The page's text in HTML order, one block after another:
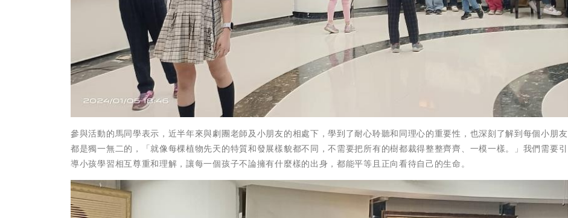
參與活動的馬同學表示，近半年來與劇團老師及小朋友的相處下，學到了耐心聆聽和同理心的重要性，也深刻了解到每個小朋友
都是獨一無二的，「就像每棵植物先天的特質和發展樣貌都不同，不需要把所有的樹都裁得整整齊齊、一模一樣。」我們需要引
導小孩學習相互尊重和理解，讓每一個孩子不論擁有什麼樣的出身，都能平等且正向看待自己的生命。